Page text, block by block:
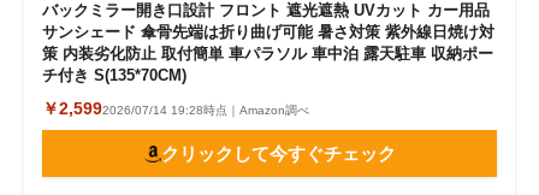
バックミラー開き口設計 フロント 遮光遮熱 UVカット カー用品
サンシェード 傘骨先端は折り曲げ可能 暑さ対策 紫外線日焼け対
策 内装劣化防止 取付簡単 車パラソル 車中泊 露天駐車 収納ポー
チ付き S(135*70CM)
￥2,5992026/07/14 19:28時点｜Amazon調べ
クリックして今すぐチェック